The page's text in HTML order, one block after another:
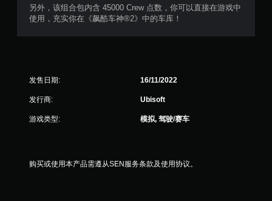
9
1
另外，该组合包内含 45000 Crew 点数，你可以直接在游戏中
使用，充实你在《飙酷车神®2》中的车库！
发售日期: 16/11/2022
发行商: Ubisoft
游戏类型: 模拟, 驾驶/赛车
购买或使用本产品需遵从SEN服务条款及使用协议。